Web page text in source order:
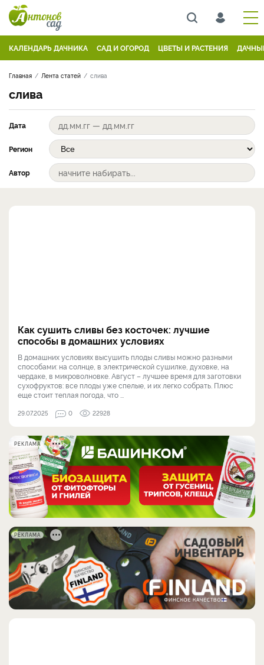
КАЛЕНДАРЬ ДАЧНИКА САД И ОГОРОД ЦВЕТЫ И РАСТЕНИЯ
Главная Лента статей слива
слива
Дата
Регион
Автор
Как сушить сливы без косточек: лучшие
способы в домашних условиях
В домашних условиях высушить плоды сливы можно разными
способами: на солнце, в электрической сушилке, духовке, на
чердаке, в микроволновке. Август – лучшее время для заготовки
сухофруктов: все плоды уже спелые, и их легко собрать. Плюс
еще стоит теплая погода, что ...
29.07.2025 0 22928
РЕКЛАМА
РЕКЛАМА